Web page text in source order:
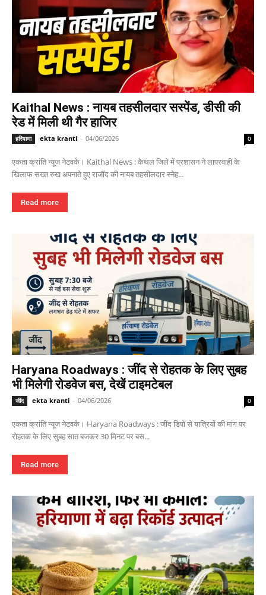
Kaithal News : नायब तहसीलदार सस्पेंड, डीसी की
रेड में मिली थी गैर हाजिर
हरियाणा ekta kranti - 04/06/2026 0
एकता क्रांति न्यूज नेटवर्क। Kaithal News : कैथल जिले में प्रशासन ने लापरवाही के
खिलाफ सख्त रुख अपनाते हुए राजौंद की नायब तहसीलदार स्नेह...
Read more
Haryana Roadways : जींद से रोहतक के लिए सुबह
भी मिलेगी रोडवेज बस, देखें टाइमटेबल
जींद ekta kranti - 04/06/2026 0
एकता क्रांति न्यूज नेटवर्क। Haryana Roadways : जींद डिपो से यात्रियों की मांग पर
रोहतक के लिए सुबह सात बजकर 30 मिनट पर बस...
Read more